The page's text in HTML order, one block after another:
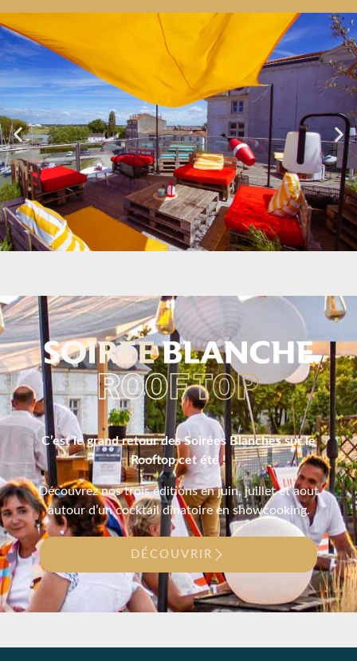
C’est le grand retour des Soirées Blanches sur le
Rooftop cet été !
Découvrez nos trois éditions en juin, juillet et aout
autour d’un cocktail dînatoire en showcooking.
DÉCOUVRIR